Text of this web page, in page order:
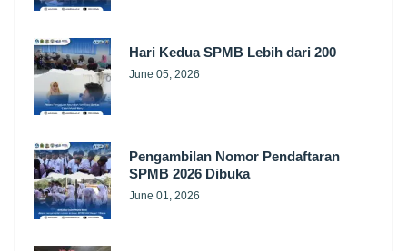
Hari Kedua SPMB Lebih dari 200
June 05, 2026
Pengambilan Nomor Pendaftaran
SPMB 2026 Dibuka
June 01, 2026